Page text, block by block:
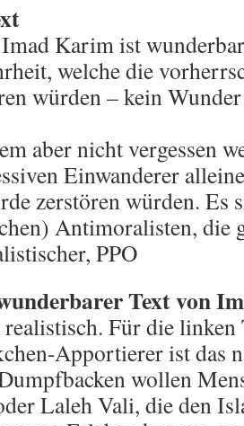
Karim ist
welche die
würden – kein
aber nicht vergessen
Einwanderer
zerstören würden. Es
Antimoralisten, die
PPO
Text von
Für die linken
Apportierer ist das
wollen
Laleh Vali, die den